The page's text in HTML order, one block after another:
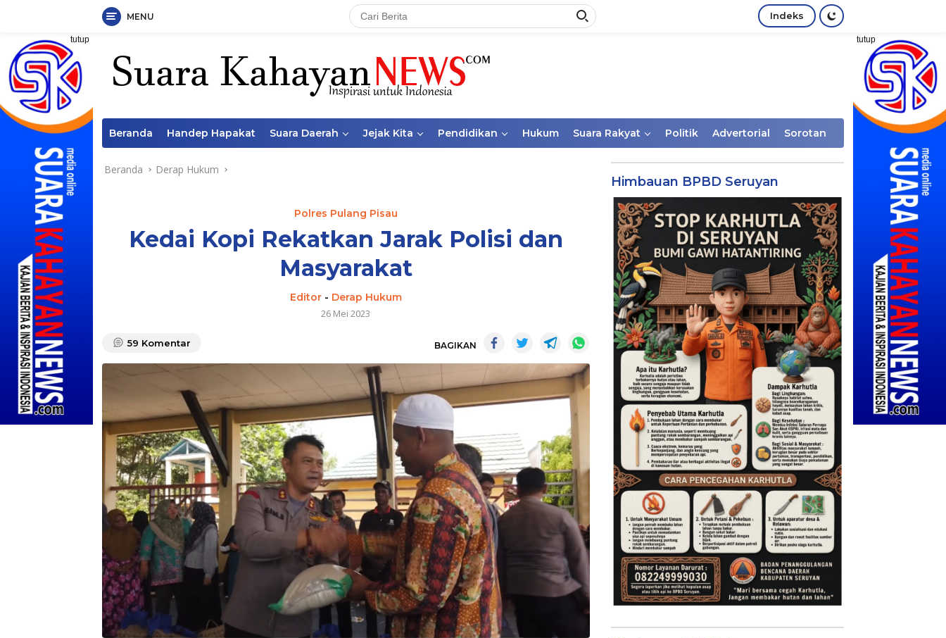
Langsung
konten
MENU Indeks
tutup tutup
Beranda Handep Hapakat Suara Daerah Jejak Kita Pendidikan Hukum Suara Rakyat Politik Advertorial Sorotan
Beranda Derap Hukum
Polres Pulang Pisau
Kedai Kopi Rekatkan Jarak Polisi dan
Masyarakat
Editor- Derap Hukum
26 Mei 2023
59 Komentar BAGIKAN
Himbauan BPBD Seruyan